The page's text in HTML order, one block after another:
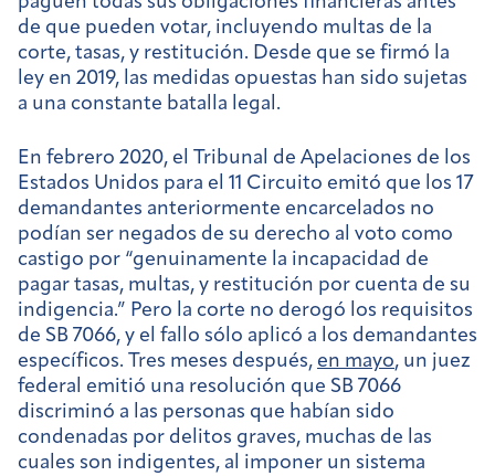
de que pueden votar, incluyendo multas de la
corte, tasas, y restitución. Desde que se firmó la
ley en 2019, las medidas opuestas han sido sujetas
a una constante batalla legal.
En febrero 2020, el Tribunal de Apelaciones de los
Estados Unidos para el 11 Circuito emitó que los 17
demandantes anteriormente encarcelados no
podían ser negados de su derecho al voto como
castigo por “genuinamente la incapacidad de
pagar tasas, multas, y restitución por cuenta de su
indigencia.” Pero la corte no derogó los requisitos
de SB 7066, y el fallo sólo aplicó a los demandantes
específicos. Tres meses después, en mayo, un juez
federal emitió una resolución que SB 7066
discriminó a las personas que habían sido
condenadas por delitos graves, muchas de las
cuales son indigentes, al imponer un sistema